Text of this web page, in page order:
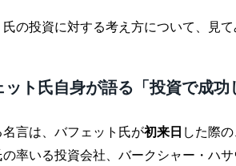
氏の投資に対する考え方について、見て
ット氏自身が語る「投資で成功
名言は、バフェット氏が初来日 した際
の率いる投資会社、バークシャー・ハ